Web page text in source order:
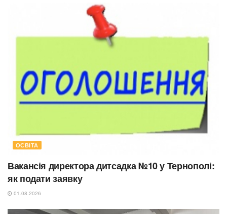
ОСВІТА
Вакансія директора дитсадка №10 у Тернополі:
як подати заявку
01.08.2026